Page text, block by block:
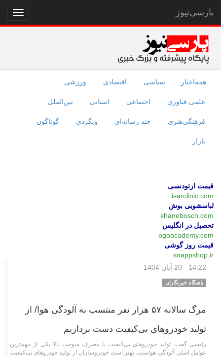
نمایش
منو
پارسی‌نیوز
همه‌اخبار سیاسی اقتصادی ورزشی
علمی فناوری اجتماعی استانی بین‌الملل
فرهنگی‌هنری چند رسانه‌ای وبگردی گوناگون
بازار
قیمت ارتودنسی
isarclinic.com
لباسشویی بوش
khanebosch.com
تحصیل در انگلیس
ogoacademy.com
قیمت روز گوشی
snappshop.ir
14:22 - 20 آبان 1404
باشگاه خبرنگاران
مرگ سالانه ۵۷ هزار نفر منتسب به آلودگی هوا/ از
تولید خودرو‌های بی‌کیفیت دست برداریم
رئیسی گفت: تولید خودرو‌های بی‌کیفیت با مصرف سوخت بالا یکی از مهمترین
عوامل اصلی آلودگی هواست، بهتر است خودروسازان از تولید خودرو‌های بی‌کیفیت